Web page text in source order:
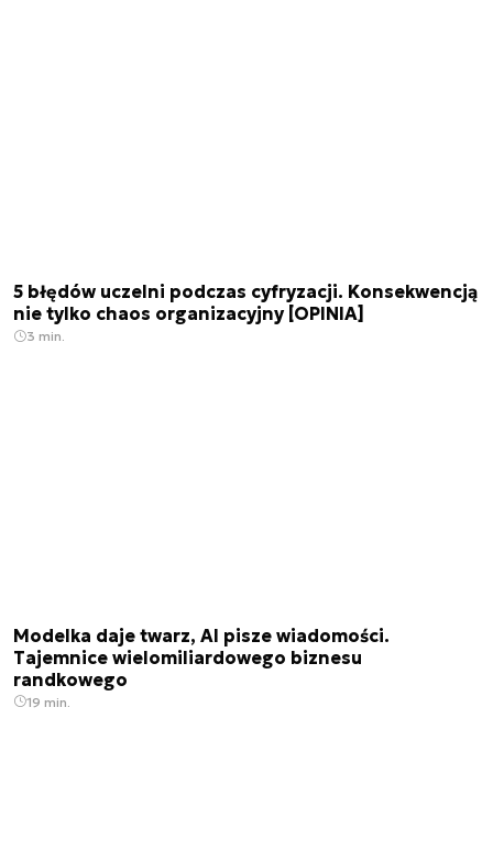
5 błędów uczelni podczas cyfryzacji. Konsekwencją
nie tylko chaos organizacyjny [OPINIA]
3 min.
Modelka daje twarz, AI pisze wiadomości.
Tajemnice wielomiliardowego biznesu
randkowego
19 min.